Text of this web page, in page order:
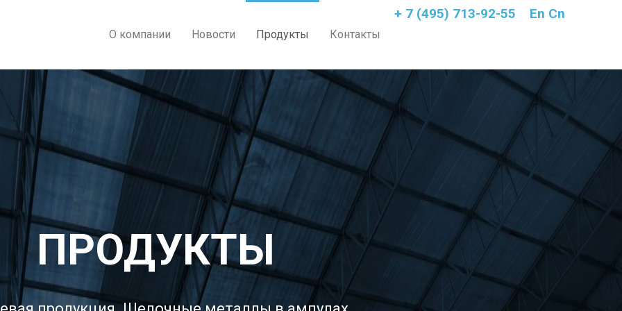
+ 7 (495) 713-92-55 En Cn
О компании Новости Продукты Контакты
ПРОДУКТЫ